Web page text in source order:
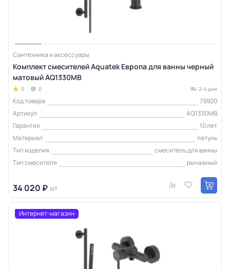
Сантехника и аксессуары
Комплект смесителей Aquatek Европа для ванны черный
матовый AQ1330MB
0 0 2-4 дня
Код товара
79920
Артикул
AQ1330MB
Гарантия
10 лет
Материал
латунь
Тип изделия
смеситель для ванны
Тип смесителя
рычажный
34 020 ₽ шт
Интернет-магазин